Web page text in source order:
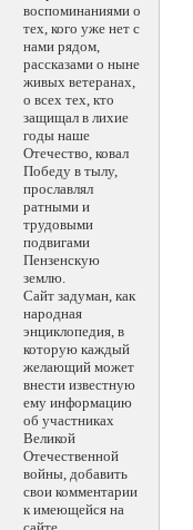
воспоминаниями о
тех, кого уже нет с
нами рядом,
рассказами о ныне
живых ветеранах,
о всех тех, кто
защищал в лихие
годы наше
Отечество, ковал
Победу в тылу,
прославлял
ратными и
трудовыми
подвигами
Пензенскую
землю.
Сайт задуман, как
народная
энциклопедия, в
которую каждый
желающий может
внести известную
ему информацию
об участниках
Великой
Отечественной
войны, добавить
свои комментарии
к имеющейся на